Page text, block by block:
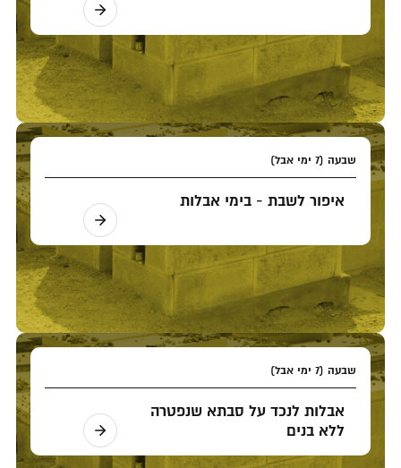
שבעה (7 ימי אבל)
איפור לשבת - בימי אבלות
שבעה (7 ימי אבל)
אבלות לנכד על סבתא שנפטרה
ללא בנים